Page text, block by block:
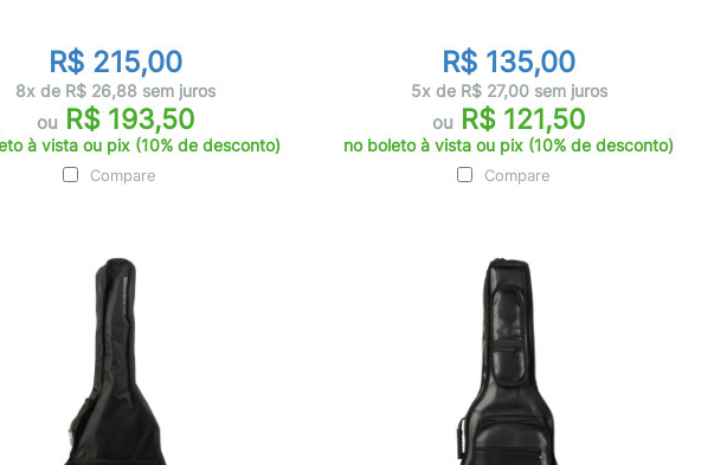
R$ 215,00
8x de R$ 26,88 sem juros
ou R$ 193,50
à vista ou pix (10% de desconto)
Compare
R$ 135,00
5x de R$ 27,00 sem juros
ou R$ 121,50
no boleto à vista ou pix (10% de desconto)
Compare